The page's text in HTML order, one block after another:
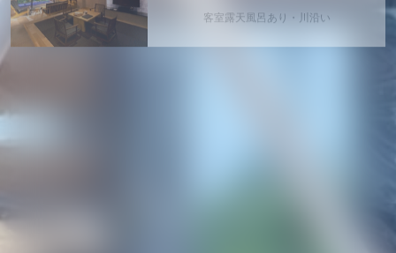
客室露天風呂あり・川沿い